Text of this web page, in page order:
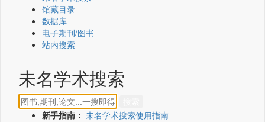
馆藏目录
数据库
电子期刊/图书
站内搜索
未名学术搜索
新手指南： 未名学术搜索使用指南